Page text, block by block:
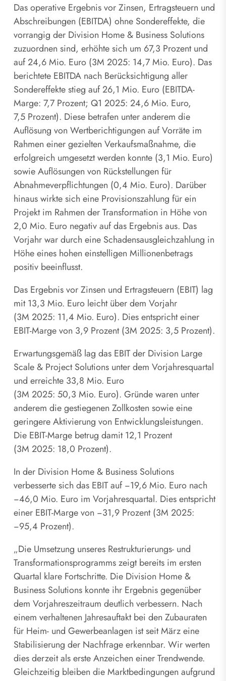
Das operative Ergebnis vor Zinsen, Ertragsteuern und
Abschreibungen (EBITDA) ohne Sondereffekte, die
vorrangig der Division Home & Business Solutions
zuzuordnen sind, erhöhte sich um 67,3 Prozent und
auf 24,6 Mio. Euro (3M 2025: 14,7 Mio. Euro). Das
berichtete EBITDA nach Berücksichtigung aller
Sondereffekte stieg auf 26,1 Mio. Euro (EBITDA-
Marge: 7,7 Prozent; Q1 2025: 24,6 Mio. Euro,
7,5 Prozent). Diese betrafen unter anderem die
Auflösung von Wertberichtigungen auf Vorräte im
Rahmen einer gezielten Verkaufsmaßnahme, die
erfolgreich umgesetzt werden konnte (3,1 Mio. Euro)
sowie Auflösungen von Rückstellungen für
Abnahmeverpflichtungen (0,4 Mio. Euro). Darüber
hinaus wirkte sich eine Provisionszahlung für ein
Projekt im Rahmen der Transformation in Höhe von
2,0 Mio. Euro negativ auf das Ergebnis aus. Das
Vorjahr war durch eine Schadensausgleichzahlung in
Höhe eines hohen einstelligen Millionenbetrags
positiv beeinflusst.
Das Ergebnis vor Zinsen und Ertragsteuern (EBIT) lag
mit 13,3 Mio. Euro leicht über dem Vorjahr
(3M 2025: 11,4 Mio. Euro). Dies entspricht einer
EBIT-Marge von 3,9 Prozent (3M 2025: 3,5 Prozent).
Erwartungsgemäß lag das EBIT der Division Large
Scale & Project Solutions unter dem Vorjahresquartal
und erreichte 33,8 Mio. Euro
(3M 2025: 50,3 Mio. Euro). Gründe waren unter
anderem die gestiegenen Zollkosten sowie eine
geringere Aktivierung von Entwicklungsleistungen.
Die EBIT-Marge betrug damit 12,1 Prozent
(3M 2025: 18,0 Prozent).
In der Division Home & Business Solutions
verbesserte sich das EBIT auf −19,6 Mio. Euro nach
−46,0 Mio. Euro im Vorjahresquartal. Dies entspricht
einer EBIT-Marge von −31,9 Prozent (3M 2025:
−95,4 Prozent).
„Die Umsetzung unseres Restrukturierungs- und
Transformationsprogramms zeigt bereits im ersten
Quartal klare Fortschritte. Die Division Home &
Business Solutions konnte ihr Ergebnis gegenüber
dem Vorjahreszeitraum deutlich verbessern. Nach
einem verhaltenen Jahresauftakt bei den Zubauraten
für Heim- und Gewerbeanlagen ist seit März eine
Stabilisierung der Nachfrage erkennbar. Wir werten
dies derzeit als erste Anzeichen einer Trendwende.
Gleichzeitig bleiben die Marktbedingungen aufgrund